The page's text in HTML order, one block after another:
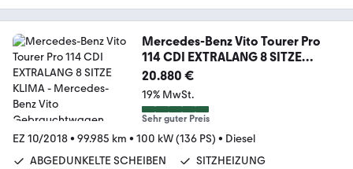
Mercedes-Benz Vito Tourer Pro
114 CDI EXTRALANG 8 SITZE
KLIMA
20.880 €
19% MwSt.
Sehr guter Preis
EZ 10/2018• 99.985 km • 100 kW (136 PS) • Diesel
ABGEDUNKELTE SCHEIBEN
SITZHEIZUNG